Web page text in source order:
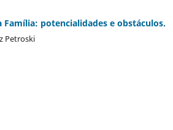
potencialidades e obstáculos.
Petroski